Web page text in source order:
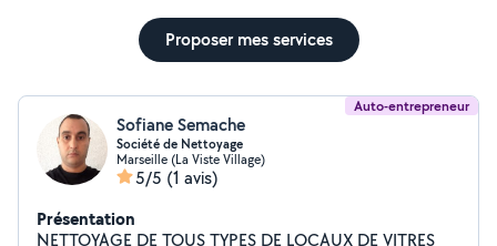
Proposer mes services
Auto-entrepreneur
Sofiane Semache
Société de Nettoyage
Marseille (La Viste Village)
5/5 (1 avis)
Présentation
NETTOYAGE DE TOUS TYPES DE LOCAUX DE VITRES